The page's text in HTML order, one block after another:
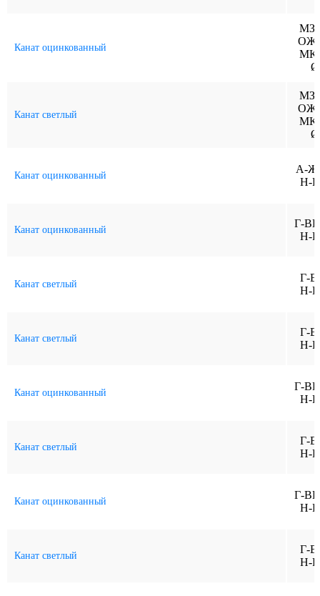
Канат оцинкованный
Ø
Канат светлый
Ø
Канат оцинкованный
А-
Н-
Канат оцинкованный
Г-
Н-
Канат светлый
Г-
Н-
Канат светлый
Г-
Н-
Канат оцинкованный
Г-
Н-
Канат светлый
Г-
Н-
Канат оцинкованный
Г-
Н-
Канат светлый
Г-
Н-